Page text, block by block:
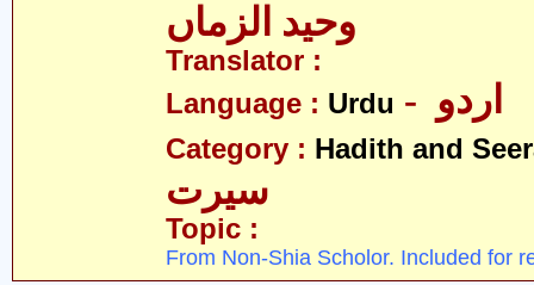
وحید الزماں
Translator :
Language : Urdu
Category : Hadith and
سیرت
Topic :
From Non-Shia Scholor. Included for